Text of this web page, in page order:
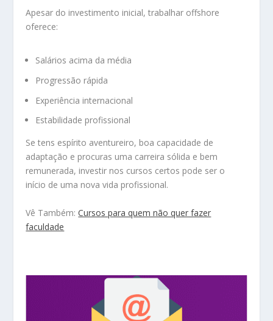
Apesar do investimento inicial, trabalhar offshore
oferece:
Salários acima da média
Progressão rápida
Experiência internacional
Estabilidade profissional
Se tens espírito aventureiro, boa capacidade de
adaptação e procuras uma carreira sólida e bem
remunerada, investir nos cursos certos pode ser o
início de uma nova vida profissional.
Vê Também:Cursos para quem não quer fazer
faculdade